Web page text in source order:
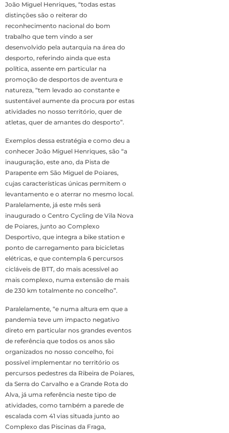
João Miguel Henriques, “todas estas
distinções são o reiterar do
reconhecimento nacional do bom
trabalho que tem vindo a ser
desenvolvido pela autarquia na área do
desporto, referindo ainda que esta
política, assente em particular na
promoção de desportos de aventura e
natureza, “tem levado ao constante e
sustentável aumente da procura por estas
atividades no nosso território, quer de
atletas, quer de amantes do desporto”.
Exemplos dessa estratégia e como deu a
conhecer João Miguel Henriques, são “a
inauguração, este ano, da Pista de
Parapente em São Miguel de Poiares,
cujas características únicas permitem o
levantamento e o aterrar no mesmo local.
Paralelamente, já este mês será
inaugurado o Centro Cycling de Vila Nova
de Poiares, junto ao Complexo
Desportivo, que integra a bike station e
ponto de carregamento para bicicletas
elétricas, e que contempla 6 percursos
cicláveis de BTT, do mais acessível ao
mais complexo, numa extensão de mais
de 230 km totalmente no concelho”.
Paralelamente, “e numa altura em que a
pandemia teve um impacto negativo
direto em particular nos grandes eventos
de referência que todos os anos são
organizados no nosso concelho, foi
possível implementar no território os
percursos pedestres da Ribeira de Poiares,
da Serra do Carvalho e a Grande Rota do
Alva, já uma referência neste tipo de
atividades, como também a parede de
escalada com 41 vias situada junto ao
Complexo das Piscinas da Fraga,